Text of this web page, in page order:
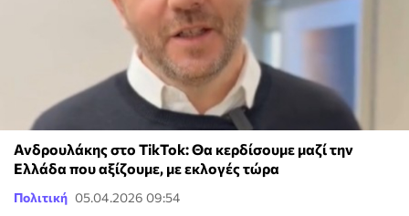
Ανδρουλάκης στο TikTok: Θα κερδίσουμε μαζί την
Ελλάδα που αξίζουμε, με εκλογές τώρα
Πολιτική 05.04.2026 09:54